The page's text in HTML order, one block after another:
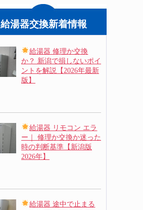
給湯器交換新着情報
給湯器 修理か交換
か？ 新潟で損しないポイ
ントを解説【2026年最新
版】
給湯器 リモコン エラ
ー｜ 修理か交換か迷った
時の判断基準【新潟版
2026年】
給湯器 途中で止まる